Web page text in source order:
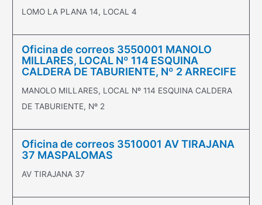
LOMO LA PLANA 14, LOCAL 4
Oficina de correos 3550001 MANOLO
MILLARES, LOCAL Nº 114 ESQUINA
CALDERA DE TABURIENTE, Nº 2 ARRECIFE
MANOLO MILLARES, LOCAL Nº 114 ESQUINA CALDERA
DE TABURIENTE, Nº 2
Oficina de correos 3510001 AV TIRAJANA
37 MASPALOMAS
AV TIRAJANA 37